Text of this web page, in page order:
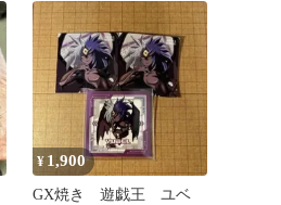
¥ 1,900
GX焼き 遊戯王 ユベ